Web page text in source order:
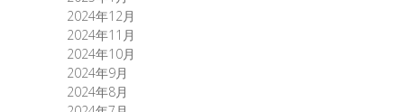
2024年12月
2024年11月
2024年10月
2024年9月
2024年8月